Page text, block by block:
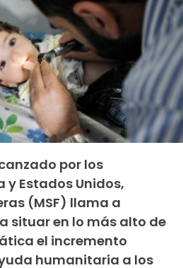
por los
y Estados Unidos,
(MSF) llama a
situar en lo más alto de
el incremento
humanitaria a los